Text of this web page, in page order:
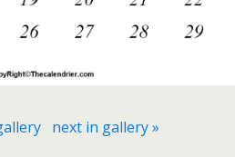
next in gallery »